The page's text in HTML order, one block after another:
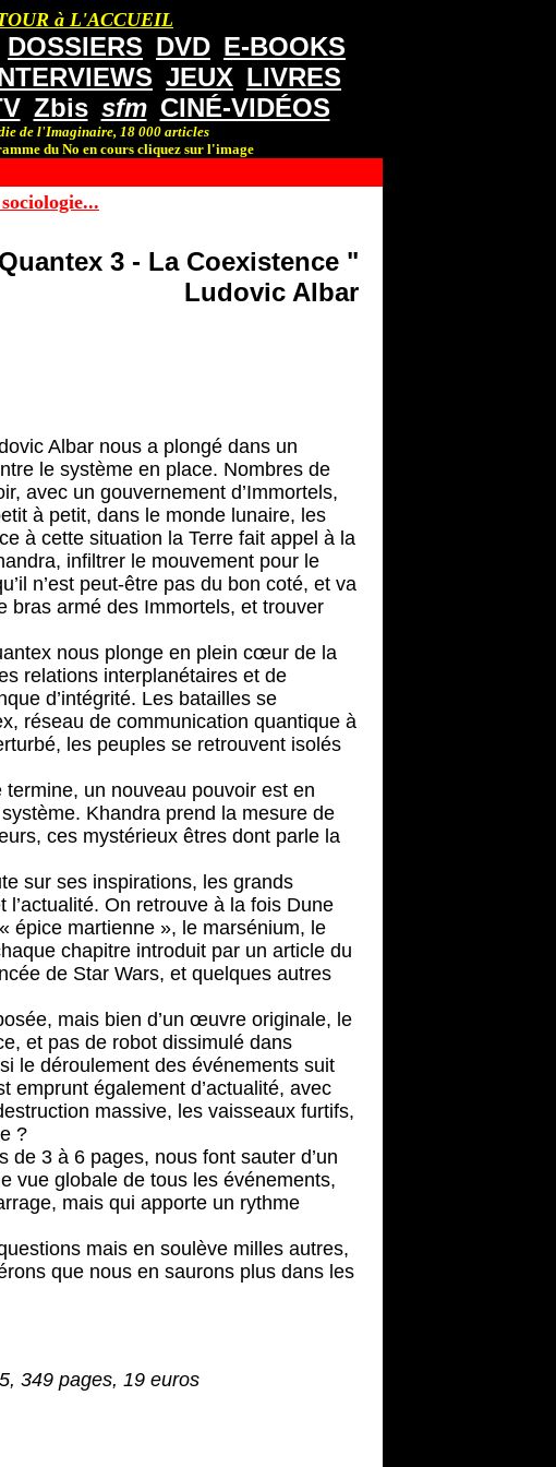
à L'ACCUEIL
DOSSIERS DVD E-BOOKS
JEUX LIVRES
Zbis sfm CINÉ-VIDÉOS
de l'Imaginaire, 18 000 articles
du No en cours cliquez sur l'image
3 - La Coexistence "
Ludovic Albar
Albar nous a plongé dans un
le système en place. Nombres de
avec un gouvernement d’Immortels,
à petit, dans le monde lunaire, les
à cette situation la Terre fait appel à la
infiltrer le mouvement pour le
n’est peut-être pas du bon coté, et va
bras armé des Immortels, et trouver
nous plonge en plein cœur de la
relations interplanétaires et de
d’intégrité. Les batailles se
réseau de communication quantique à
les peuples se retrouvent isolés
un nouveau pouvoir est en
Khandra prend la mesure de
ces mystérieux êtres dont parle la
sur ses inspirations, les grands
On retrouve à la fois Dune
épice martienne », le marsénium, le
chapitre introduit par un article du
de Star Wars, et quelques autres
mais bien d’un œuvre originale, le
et pas de robot dissimulé dans
le déroulement des événements suit
emprunt également d’actualité, avec
massive, les vaisseaux furtifs,
?
3 à 6 pages, nous font sauter d’un
vue globale de tous les événements,
mais qui apporte un rythme
mais en soulève milles autres,
que nous en saurons plus dans les
349 pages, 19 euros